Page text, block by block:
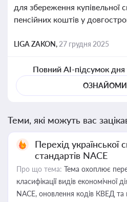
для збереження купівельної
пенсійних коштів у
LIGA ZAKON, 27 грудня 2025
Повний AI-підсумок дня
Теми, які можуть вас
Перехід
стандартів NACE
Про що тема: Тема охоплює
класифікації видів економічної
NACE, оновлення кодів КВЕД та